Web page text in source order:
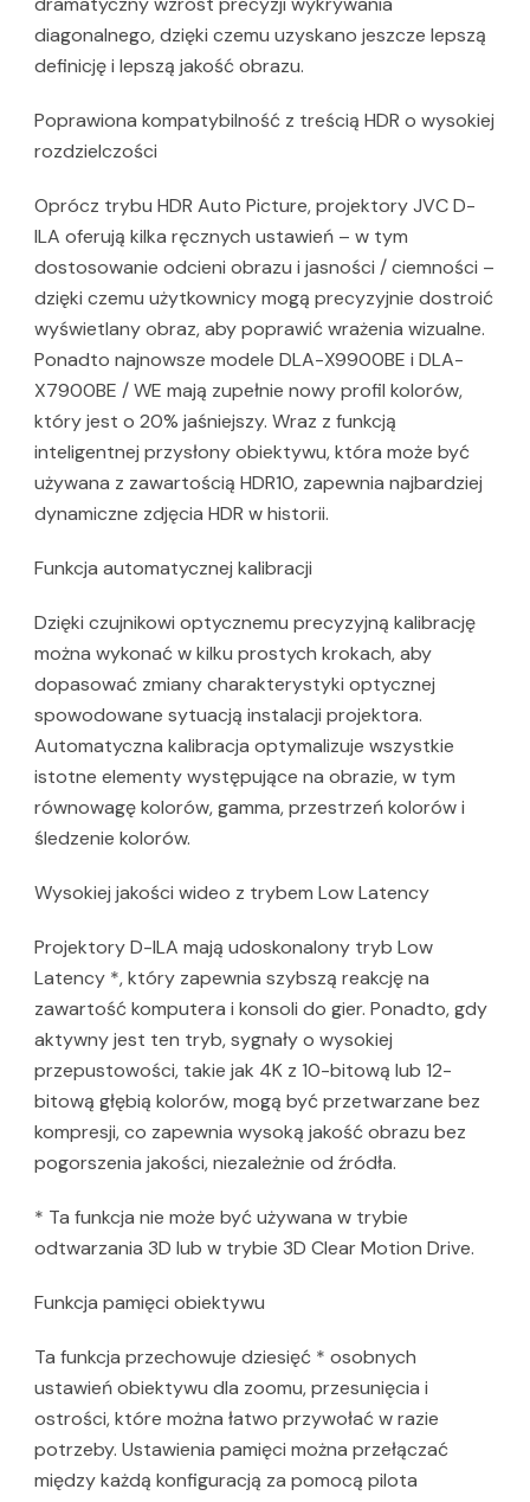
diagonalnego, dzięki czemu uzyskano jeszcze lepszą
definicję i lepszą jakość obrazu.
Poprawiona kompatybilność z treścią HDR o wysokiej
rozdzielczości
Oprócz trybu HDR Auto Picture, projektory JVC D-
ILA oferują kilka ręcznych ustawień – w tym
dostosowanie odcieni obrazu i jasności / ciemności –
dzięki czemu użytkownicy mogą precyzyjnie dostroić
wyświetlany obraz, aby poprawić wrażenia wizualne.
Ponadto najnowsze modele DLA-X9900BE i DLA-
X7900BE / WE mają zupełnie nowy profil kolorów,
który jest o 20% jaśniejszy. Wraz z funkcją
inteligentnej przysłony obiektywu, która może być
używana z zawartością HDR10, zapewnia najbardziej
dynamiczne zdjęcia HDR w historii.
Funkcja automatycznej kalibracji
Dzięki czujnikowi optycznemu precyzyjną kalibrację
można wykonać w kilku prostych krokach, aby
dopasować zmiany charakterystyki optycznej
spowodowane sytuacją instalacji projektora.
Automatyczna kalibracja optymalizuje wszystkie
istotne elementy występujące na obrazie, w tym
równowagę kolorów, gamma, przestrzeń kolorów i
śledzenie kolorów.
Wysokiej jakości wideo z trybem Low Latency
Projektory D-ILA mają udoskonalony tryb Low
Latency *, który zapewnia szybszą reakcję na
zawartość komputera i konsoli do gier. Ponadto, gdy
aktywny jest ten tryb, sygnały o wysokiej
przepustowości, takie jak 4K z 10-bitową lub 12-
bitową głębią kolorów, mogą być przetwarzane bez
kompresji, co zapewnia wysoką jakość obrazu bez
pogorszenia jakości, niezależnie od źródła.
* Ta funkcja nie może być używana w trybie
odtwarzania 3D lub w trybie 3D Clear Motion Drive.
Funkcja pamięci obiektywu
Ta funkcja przechowuje dziesięć * osobnych
ustawień obiektywu dla zoomu, przesunięcia i
ostrości, które można łatwo przywołać w razie
potrzeby. Ustawienia pamięci można przełączać
między każdą konfiguracją za pomocą pilota